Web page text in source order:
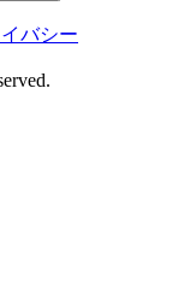
バシー